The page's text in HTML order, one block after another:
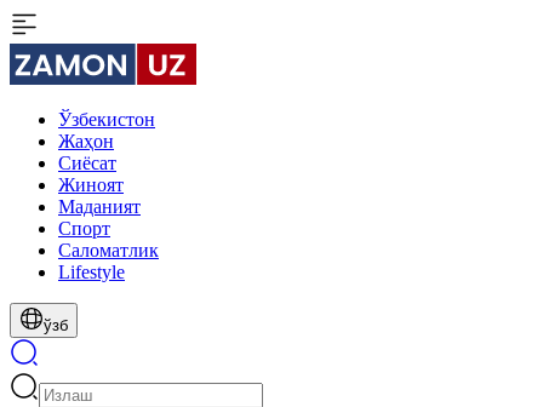
Ўзбекистон
Жаҳон
Сиёсат
Жиноят
Маданият
Спорт
Cаломатлик
Lifestyle
ўзб